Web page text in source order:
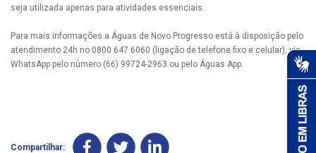
seja utilizada apenas para atividades essenciais.
Para mais informações a Águas de Novo Progresso está à disposição pelo
atendimento 24h no 0800 647 6060 (ligação de telefone fixo e celular), via
WhatsApp pelo número (66) 99724-2963 ou pelo Águas App.
Compartilhar: